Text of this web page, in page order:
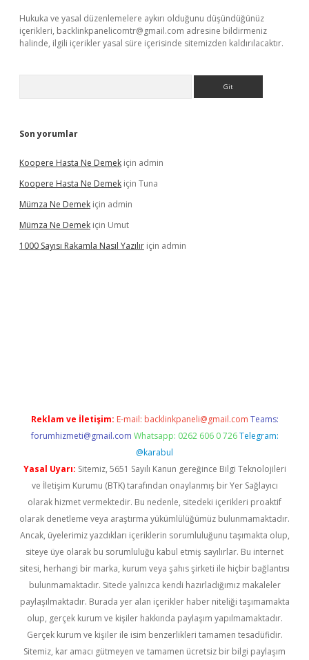
Hukuka ve yasal düzenlemelere aykırı olduğunu düşündüğünüz
içerikleri, backlinkpanelicomtr@gmail.com adresine bildirmeniz
halinde, ilgili içerikler yasal süre içerisinde sitemizden kaldırılacaktır.
Son yorumlar
Koopere Hasta Ne Demek için admin
Koopere Hasta Ne Demek için Tuna
Mümza Ne Demek için admin
Mümza Ne Demek için Umut
1000 Sayısı Rakamla Nasıl Yazılır için admin
Reklam ve İletişim: E-mail: backlinkpaneli@gmail.com Teams:
forumhizmeti@gmail.com Whatsapp: 0262 606 0 726 Telegram:
@karabul
Yasal Uyarı: Sitemiz, 5651 Sayılı Kanun gereğince Bilgi Teknolojileri
ve İletişim Kurumu (BTK) tarafından onaylanmış bir Yer Sağlayıcı
olarak hizmet vermektedir. Bu nedenle, sitedeki içerikleri proaktif
olarak denetleme veya araştırma yükümlülüğümüz bulunmamaktadır.
Ancak, üyelerimiz yazdıkları içeriklerin sorumluluğunu taşımakta olup,
siteye üye olarak bu sorumluluğu kabul etmiş sayılırlar. Bu internet
sitesi, herhangi bir marka, kurum veya şahıs şirketi ile hiçbir bağlantısı
bulunmamaktadır. Sitede yalnızca kendi hazırladığımız makaleler
paylaşılmaktadır. Burada yer alan içerikler haber niteliği taşımamakta
olup, gerçek kurum ve kişiler hakkında paylaşım yapılmamaktadır.
Gerçek kurum ve kişiler ile isim benzerlikleri tamamen tesadüfidir.
Sitemiz, kar amacı gütmeyen ve tamamen ücretsiz bir bilgi paylaşım